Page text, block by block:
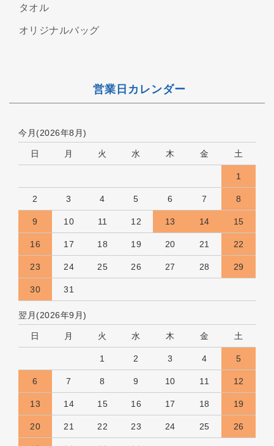
タオル
オリジナルバッグ
営業日カレンダー
今月(2026年8月)
日 月 火 水 木 金 土
1
2 3 4 5 6 7 8
9 10 11 12 13 14 15
16 17 18 19 20 21 22
23 24 25 26 27 28 29
30 31
翌月(2026年9月)
日 月 火 水 木 金 土
1 2 3 4 5
6 7 8 9 10 11 12
13 14 15 16 17 18 19
20 21 22 23 24 25 26